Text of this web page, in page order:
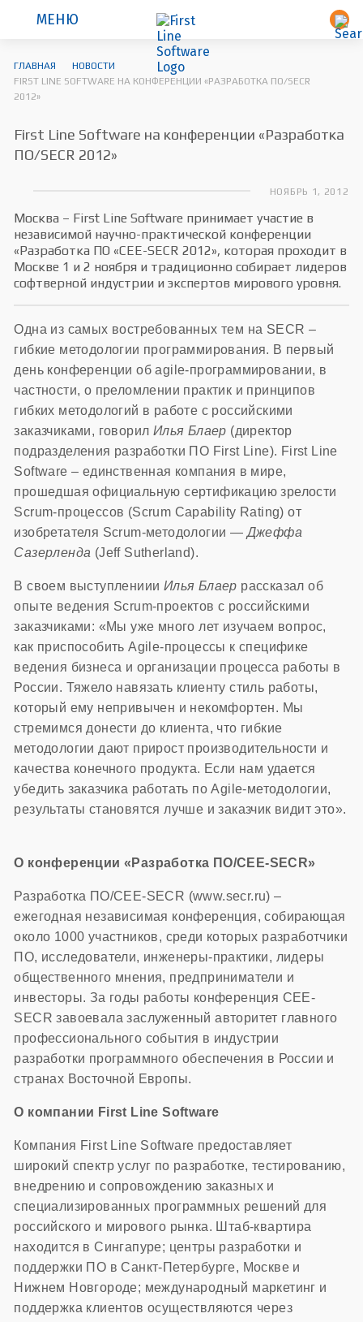
МЕНЮ
ГЛАВНАЯ
НОВОСТИ
FIRST LINE SOFTWARE НА КОНФЕРЕНЦИИ «РАЗРАБОТКА ПО/SECR
2012»
First Line Software на конференции «Разработка
ПО/SECR 2012»
НОЯБРЬ 1, 2012
Москва – First Line Software принимает участие в
независимой научно-практической конференции
«Разработка ПО «CEE-SECR 2012», которая проходит в
Москве 1 и 2 ноября и традиционно собирает лидеров
софтверной индустрии и экспертов мирового уровня.
Одна из самых востребованных тем на SECR –
гибкие методологии программирования. В первый
день конференции об agile-программировании, в
частности, о преломлении практик и принципов
гибких методологий в работе с российскими
заказчиками, говорил Илья Блаер (директор
подразделения разработки ПО First Line). First Line
Software – единственная компания в мире,
прошедшая официальную сертификацию зрелости
Scrum-процессов (Scrum Capability Rating) от
изобретателя Scrum-методологии —Джеффа
Сазерленда (Jeff Sutherland).
В своем выступлениии Илья Блаер рассказал об
опыте ведения Scrum-проектов с российскими
заказчиками: «Мы уже много лет изучаем вопрос,
как приспособить Agile-процессы к специфике
ведения бизнеса и организации процесса работы в
России. Тяжело навязать клиенту стиль работы,
который ему непривычен и некомфортен. Мы
стремимся донести до клиента, что гибкие
методологии дают прирост производительности и
качества конечного продукта. Если нам удается
убедить заказчика работать по Agile-методологии,
результаты становятся лучше и заказчик видит это».
О конференции «Разработка ПО/CEE-SECR»
Разработка ПО/CEE-SECR (www.secr.ru) –
ежегодная независимая конференция, собирающая
около 1000 участников, среди которых разработчики
ПО, исследователи, инженеры-практики, лидеры
общественного мнения, предприниматели и
инвесторы. За годы работы конференция CEE-
SECR завоевала заслуженный авторитет главного
профессионального события в индустрии
разработки программного обеспечения в России и
странах Восточной Европы.
О компании First Line Software
Компания First Line Software предоставляет
широкий спектр услуг по разработке, тестированию,
внедрению и сопровождению заказных и
специализированных программных решений для
российского и мирового рынка. Штаб-квартира
находится в Сингапуре; центры разработки и
поддержки ПО в Санкт-Петербурге, Москве и
Нижнем Новгороде; международный маркетинг и
поддержка клиентов осуществляются через